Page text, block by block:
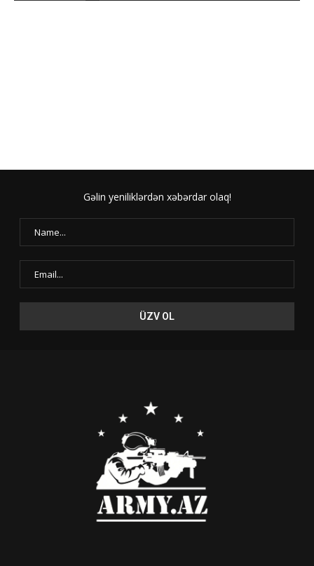
Gəlin yeniliklərdən xəbərdar olaq!